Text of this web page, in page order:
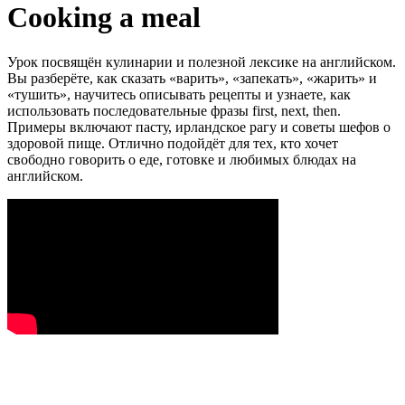
Cooking a meal
Урок посвящён кулинарии и полезной лексике на английском.
Вы разберёте, как сказать «варить», «запекать», «жарить» и
«тушить», научитесь описывать рецепты и узнаете, как
использовать последовательные фразы first, next, then.
Примеры включают пасту, ирландское рагу и советы шефов о
здоровой пище. Отлично подойдёт для тех, кто хочет
свободно говорить о еде, готовке и любимых блюдах на
английском.